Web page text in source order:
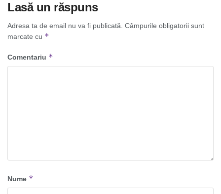
Lasă un răspuns
Adresa ta de email nu va fi publicată. Câmpurile obligatorii sunt
marcate cu *
Comentariu *
Nume *